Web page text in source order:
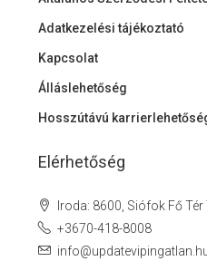
Adatkezelési tájékoztató
Kapcsolat
Álláslehetőség
Hosszútávú
Elérhetőség
Iroda: 8600, Siófok Fő Tér
+3670-418-8008